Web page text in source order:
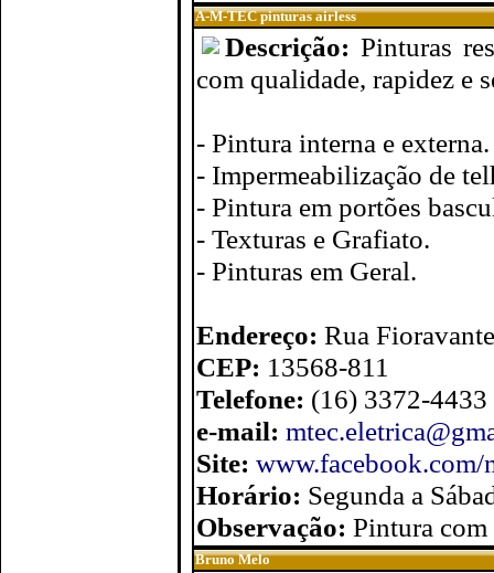
A-M-TEC pinturas airless
Descrição: Pinturas
com qualidade, rapidez e
- Pintura interna e externa.
- Impermeabilização de
- Pintura em portões
- Texturas e Grafiato.
- Pinturas em Geral.
Endereço: Rua
CEP: 13568-811
Telefone: (16) 3372-
e-mail:
Site: www.facebook.com/
Horário: Segunda a
Observação: Pintura
Bruno Melo